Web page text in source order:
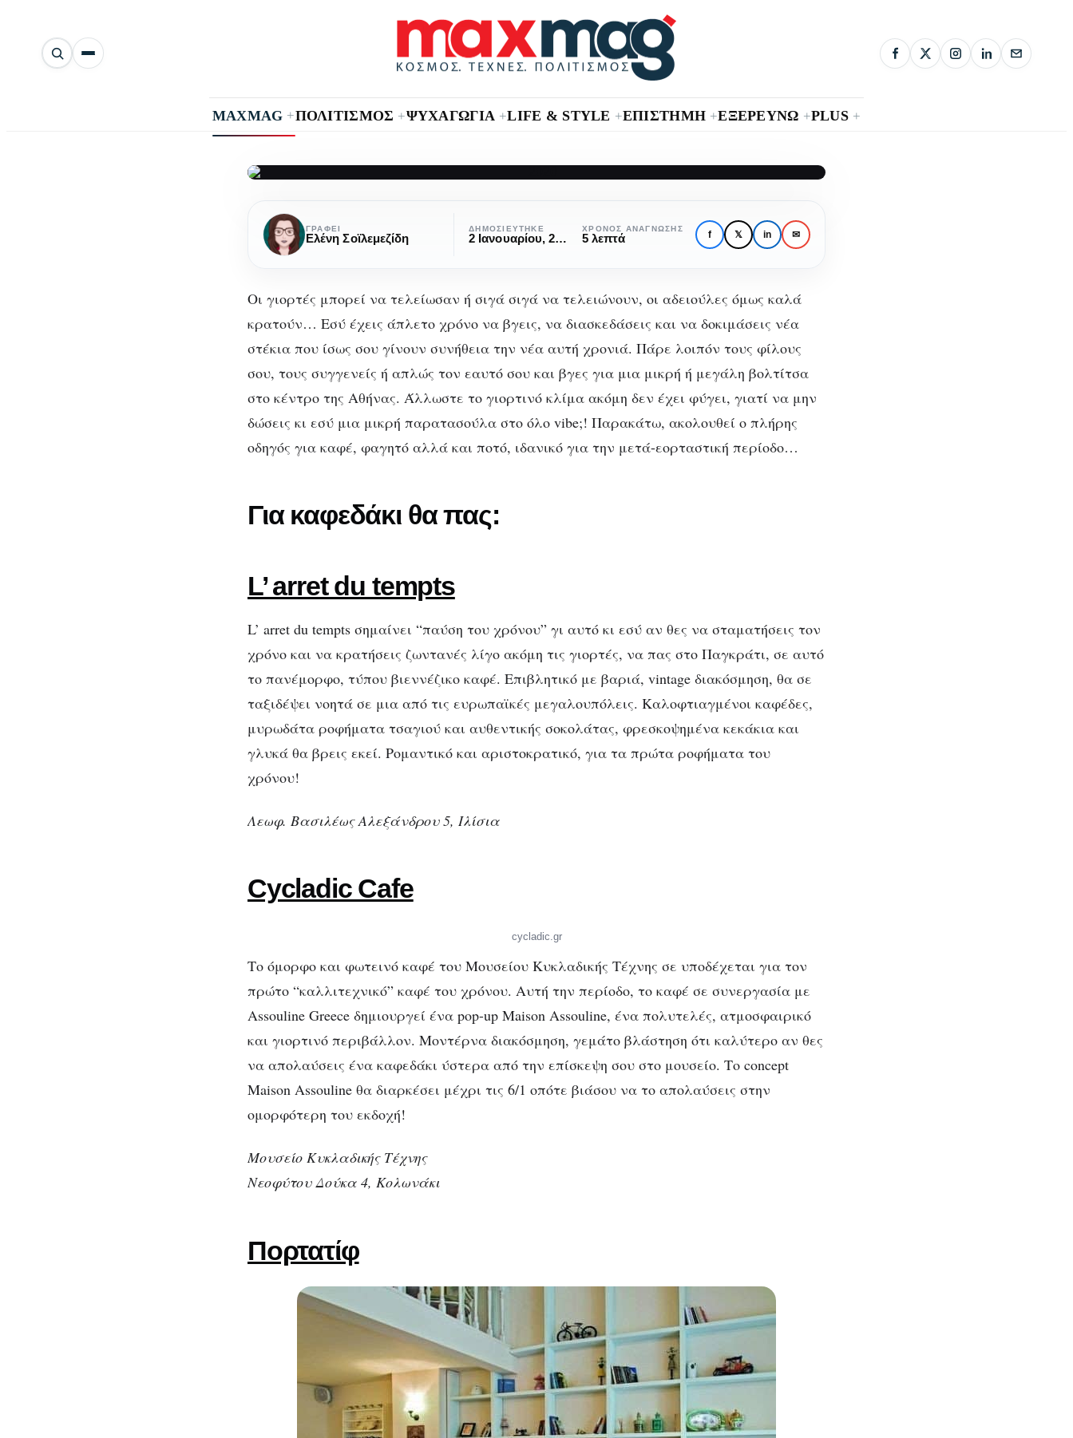
Αναζήτηση
άρθρων
MAXMAG +ΠΟΛΙΤΙΣΜΟΣ +ΨΥΧΑΓΩΓΙΑ +LIFE & STYLE +ΕΠΙΣΤΗΜΗ +ΕΞΕΡΕΥΝΩ +PLUS +
2020: Ο πλήρης οδηγός
με στέκια στην Αθήνα
2020:
πλήρης
με
στέκια
στην
Αθήνα
ΓΡΆΦΕΙ
Ελένη Σοϊλεμεζίδη
ΔΗΜΟΣΙΕΎΤΗΚΕ
2 Ιανουαρίου, 2020
ΧΡΌΝΟΣ ΑΝΆΓΝΩΣΗΣ
5 λεπτά f 𝕏 in ✉
Οι γιορτές μπορεί να τελείωσαν ή σιγά σιγά να τελειώνουν, οι αδειούλες όμως καλά
κρατούν… Εσύ έχεις άπλετο χρόνο να βγεις, να διασκεδάσεις και να δοκιμάσεις νέα
στέκια που ίσως σου γίνουν συνήθεια την νέα αυτή χρονιά. Πάρε λοιπόν τους φίλους
σου, τους συγγενείς ή απλώς τον εαυτό σου και βγες για μια μικρή ή μεγάλη βολτίτσα
στο κέντρο της Αθήνας. Άλλωστε το γιορτινό κλίμα ακόμη δεν έχει φύγει, γιατί να μην
δώσεις κι εσύ μια μικρή παρατασούλα στο όλο vibe;! Παρακάτω, ακολουθεί ο πλήρης
οδηγός για καφέ, φαγητό αλλά και ποτό, ιδανικό για την μετά-εορταστική περίοδο…
Για καφεδάκι θα πας:
L’ arret du tempts
L’ arret du tempts σημαίνει “παύση του χρόνου” γι αυτό κι εσύ αν θες να σταματήσεις τον
χρόνο και να κρατήσεις ζωντανές λίγο ακόμη τις γιορτές, να πας στο Παγκράτι, σε αυτό
το πανέμορφο, τύπου βιεννέζικο καφέ. Επιβλητικό με βαριά, vintage διακόσμηση, θα σε
ταξιδέψει νοητά σε μια από τις ευρωπαϊκές μεγαλουπόλεις. Καλοφτιαγμένοι καφέδες,
μυρωδάτα ροφήματα τσαγιού και αυθεντικής σοκολάτας, φρεσκοψημένα κεκάκια και
γλυκά θα βρεις εκεί. Ρομαντικό και αριστοκρατικό, για τα πρώτα ροφήματα του
χρόνου!
Λεωφ. Βασιλέως Αλεξάνδρου 5, Ιλίσια
Cycladic Cafe
cycladic.gr
Το όμορφο και φωτεινό καφέ του Μουσείου Κυκλαδικής Τέχνης σε υποδέχεται για τον
πρώτο “καλλιτεχνικό” καφέ του χρόνου. Αυτή την περίοδο, το καφέ σε συνεργασία με
Assouline Greece δημιουργεί ένα pop-up Maison Assouline, ένα πολυτελές, ατμοσφαιρικό
και γιορτινό περιβάλλον. Μοντέρνα διακόσμηση, γεμάτο βλάστηση ότι καλύτερο αν θες
να απολαύσεις ένα καφεδάκι ύστερα από την επίσκεψη σου στο μουσείο. Το concept
Maison Assouline θα διαρκέσει μέχρι τις 6/1 οπότε βιάσου να το απολαύσεις στην
ομορφότερη του εκδοχή!
Μουσείο Κυκλαδικής Τέχνης
Νεοφύτου Δούκα 4, Κολωνάκι
Πορτατίφ